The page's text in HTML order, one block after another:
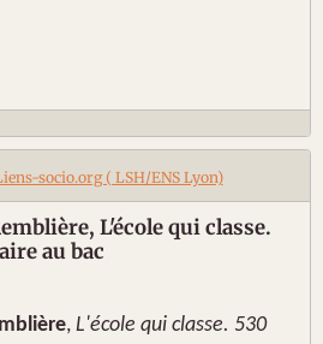
socio.org ( LSH/ENS Lyon)
L'école qui classe.
au bac
, L'école qui classe. 530